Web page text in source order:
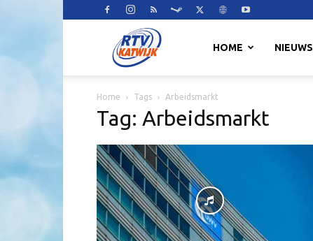
Katwijk
HOME NIEUWS
Home Tags Arbeidsmarkt
Tag: Arbeidsmarkt